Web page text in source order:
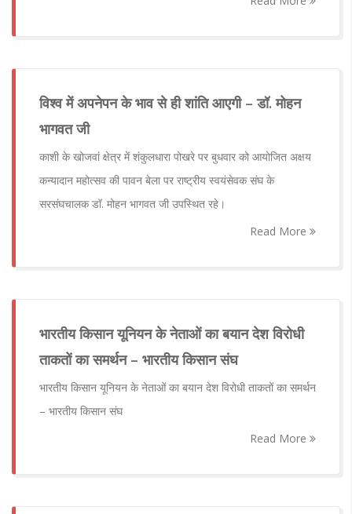
विश्व में अपनेपन के भाव से ही शांति आएगी – डॉ. मोहन
भागवत जी
काशी के खोजवां क्षेत्र में शंकुलधारा पोखरे पर बुधवार को आयोजित अक्षय
कन्यादान महोत्सव की पावन बेला पर राष्ट्रीय स्वयंसेवक संघ के
सरसंघचालक डॉ. मोहन भागवत जी उपस्थित रहे।
Read More
भारतीय किसान यूनियन के नेताओं का बयान देश विरोधी
ताकतों का समर्थन – भारतीय किसान संघ
भारतीय किसान यूनियन के नेताओं का बयान देश विरोधी ताकतों का समर्थन
– भारतीय किसान संघ
Read More